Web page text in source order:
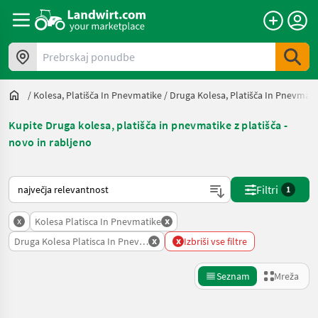
Prebrskaj ponudbe
/ Kolesa, Platišča In Pnevmatike / Druga Kolesa, Platišča In
Kupite Druga kolesa, platišča in pnevmatike z platišča -
novo in rabljeno
Tako je razvrščeno na Landwirt.com
Filtri 1
x Kolesa Platisca In Pnevmatike x
Druga Kolesa Platisca In Pnevmatike
x x Izbriši vse filtre
Seznam Mreža